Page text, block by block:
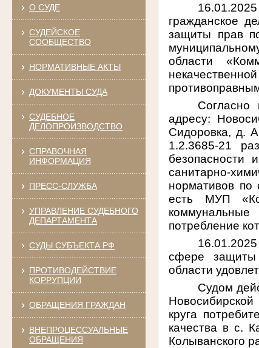
О СУДЕ
СУДЕЙСКОЕ
СООБЩЕСТВО
НОРМАТИВНЫЕ АКТЫ
ДОКУМЕНТЫ СУДА
СУДЕБНОЕ
ДЕЛОПРОИЗВОДСТВО
СПРАВОЧНАЯ
ИНФОРМАЦИЯ
ПРЕСС-СЛУЖБА
УПРАВЛЕНИЕ СУДЕБНОГО
ДЕПАРТАМЕНТА
СУДЫ СУБЪЕКТА РФ
ПРОТИВОДЕЙСТВИЕ
КОРРУПЦИИ
ОБРАЩЕНИЯ ГРАЖДАН
ВНЕПРОЦЕССУАЛЬНЫЕ
ОБРАЩЕНИЯ
гражданское
защиты прав
области
Согласно
адресу:
Сидоровка, д.
1.2.3685-21
безопасности
санитарно-
нормативов по
есть МУП
коммунальные
потребление
сфере защиты
области
Судом
круга
качества в с.
Колыванского